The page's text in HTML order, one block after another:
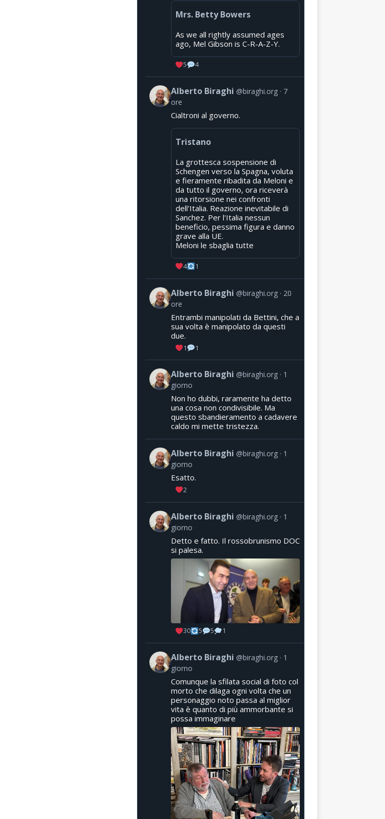
Mrs. Betty Bowers
As we all rightly assumed ages
ago, Mel Gibson is C-R-A-Z-Y.
5 4
Alberto Biraghi @biraghi.org
7
ore
Cialtroni al governo.
Tristano
La grottesca sospensione di
Schengen verso la Spagna, voluta
e fieramente ribadita da Meloni e
da tutto il governo, ora riceverà
una ritorsione nei confronti
dell'Italia. Reazione inevitabile di
Sanchez. Per l'Italia nessun
beneficio, pessima figura e danno
grave alla UE.
Meloni le sbaglia tutte
4 1
Alberto Biraghi @biraghi.org
20
ore
Entrambi manipolati da Bettini, che a
sua volta è manipolato da questi
due.
1 1
Alberto Biraghi @biraghi.org
1
giorno
Non ho dubbi, raramente ha detto
una cosa non condivisibile. Ma
questo sbandieramento a cadavere
caldo mi mette tristezza.
Alberto Biraghi @biraghi.org
1
giorno
Esatto.
2
Alberto Biraghi @biraghi.org
1
giorno
Detto e fatto. Il rossobrunismo DOC
si palesa.
30 5 5 1
Alberto Biraghi @biraghi.org
1
giorno
Comunque la sfilata social di foto col
morto che dilaga ogni volta che un
personaggio noto passa al miglior
vita è quanto di più ammorbante si
possa immaginare